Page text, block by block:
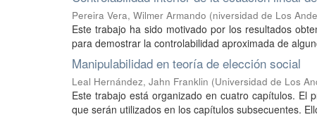
Pereira Vera, Wilmer Armando (niversidad de Los
Este trabajo ha sido motivado por los resultados
para demostrar la controlabilidad aproximada de
Manipulabilidad en teoría de elección social
Leal Hernández, Jahn Franklin (Universidad de Los
Este trabajo está organizado en cuatro capítulos. El
que serán utilizados en los capítulos subsecuentes.